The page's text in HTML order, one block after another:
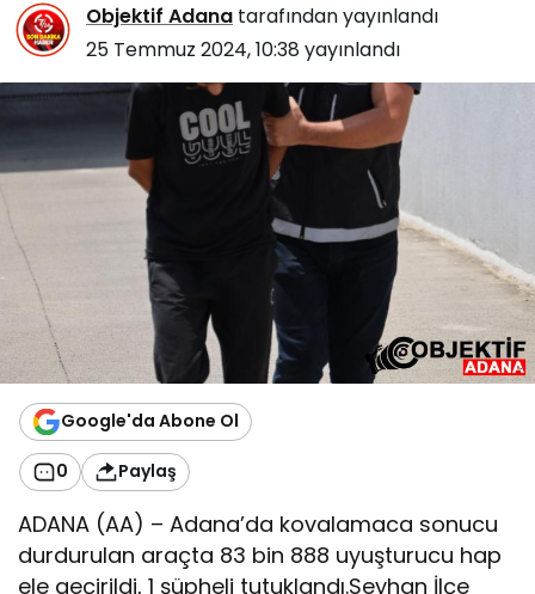
Objektif Adana tarafından yayınlandı
25 Temmuz 2024, 10:38 yayınlandı
Google'da Abone Ol
0 Paylaş
ADANA (AA) – Adana’da kovalamaca sonucu
durdurulan araçta 83 bin 888 uyuşturucu hap
ele geçirildi, 1 şüpheli tutuklandı.Seyhan İlçe